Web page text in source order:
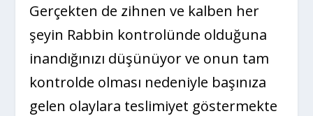
Gerçekten de zihnen ve kalben her
şeyin Rabbin kontrolünde olduğuna
inandığınızı düşünüyor ve onun tam
kontrolde olması nedeniyle başınıza
gelen olaylara teslimiyet göstermekte